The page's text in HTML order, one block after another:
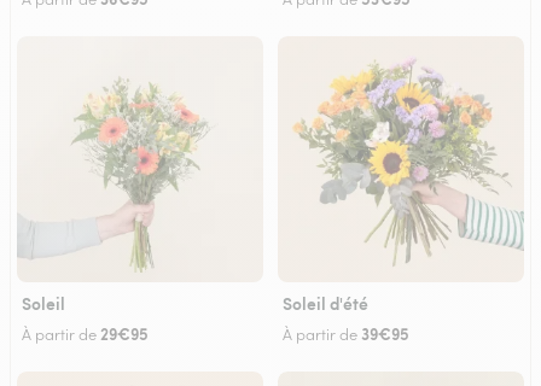
Soleil
À partir de 29€95
Soleil d'été
À partir de 39€95